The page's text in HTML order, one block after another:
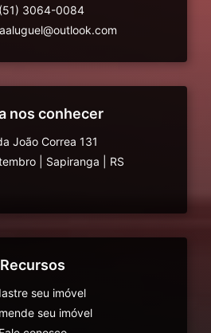
(51) 3064-0084
nos conhecer
João Correa 131
Sapiranga RS
Recursos
seu imóvel
seu imóvel